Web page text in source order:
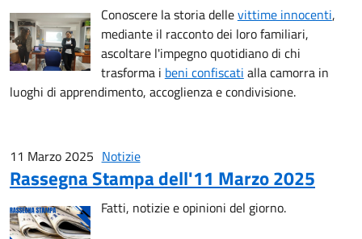
Conoscere la storia dellevittime innocenti,
mediante il racconto dei loro familiari,
ascoltare l'impegno quotidiano di chi
trasforma i beni confiscati alla camorra in
luoghi di apprendimento, accoglienza e condivisione.
11 Marzo 2025 Notizie
Rassegna Stampa dell'11 Marzo 2025
Fatti, notizie e opinioni del giorno.